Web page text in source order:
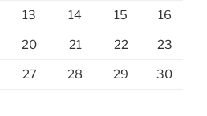
13 14 15 16
20 21 22 23
27 28 29 30